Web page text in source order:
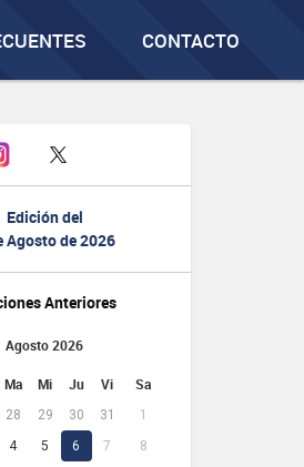
CONTACTO
Edición del
Agosto de 2026
Anteriores
Agosto 2026
Ma Mi Ju Vi Sa
28 29 30 31
1
4 5 6 7
8